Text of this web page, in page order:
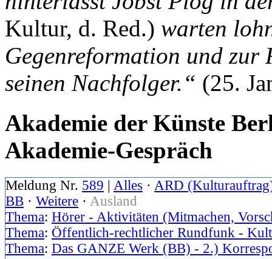
Kultur, d. Red.) warten
Gegenreformation und
seinen Nachfolger.“ (25.
Akademie der Künste
Akademie-Gespräch
Meldung Nr. 589 | Alles · ARD
BB · Weitere · Ausland
Thema: Hörer - Aktivitäten (Mitmachen,
Thema: Öffentlich-rechtlicher Rundfunk -
Thema: Das GANZE Werk (BB) - 2.)